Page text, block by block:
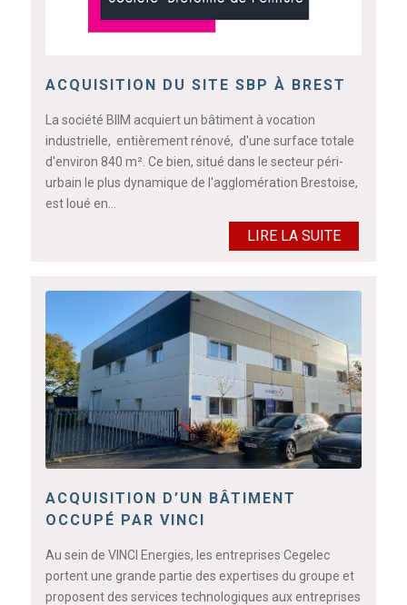
ACQUISITION DU SITE SBP À BREST
La société BIIM acquiert un bâtiment à vocation
industrielle, entièrement rénové, d'une surface totale
d'environ 840 m². Ce bien, situé dans le secteur péri-
urbain le plus dynamique de l'agglomération Brestoise,
est loué en…
LIRE LA SUITE
ACQUISITION D’UN BÂTIMENT
OCCUPÉ PAR VINCI
Au sein de VINCI Energies, les entreprises Cegelec
portent une grande partie des expertises du groupe et
proposent des services technologiques aux entreprises